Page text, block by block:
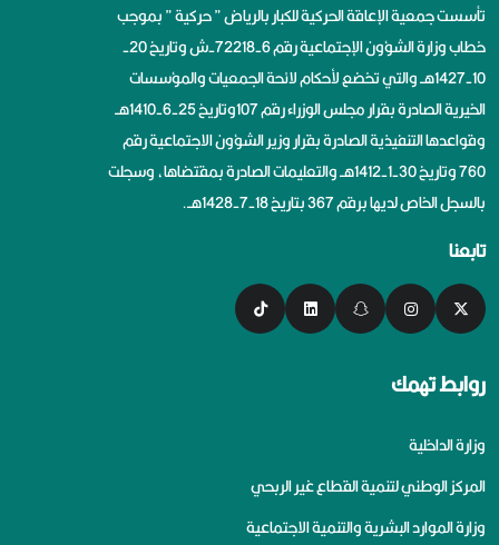
تأسست جمعية الإعاقة الحركية للكبار بالرياض ” حركية ” بموجب
خطاب وزارة الشؤون الإجتماعية رقم 6-72218-ش وتاريخ 20-
10-1427هــ والتي تخضع لأحكام لائحة الجمعيات والمؤسسات
الخيرية الصادرة بقرار مجلس الوزراء رقم 107وتاريخ 25-6-1410هــ
وقواعدها التنفيذية الصادرة بقرار وزير الشؤون الاجتماعية رقم
760 وتاريخ 30-1-1412هــ والتعليمات الصادرة بمقتضاها، وسجلت
بالسجل الخاص لديها برقم 367 بتاريخ 18-7-1428هــ.
تابعنا
روابط تهمك
وزارة الداخلية
المركز الوطني لتنمية القطاع غير الربحي
وزارة الموارد البشرية والتنمية الاجتماعية